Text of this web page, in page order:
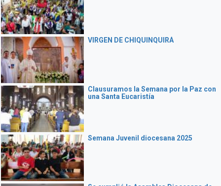
VIRGEN DE CHIQUINQUIRÁ
Clausuramos la Semana por la Paz con
una Santa Eucaristía
Semana Juvenil diocesana 2025